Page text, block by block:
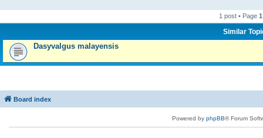
1 post • Page 1
Similar
Dasyvalgus malayensis
Board index
Powered by phpBB® Forum